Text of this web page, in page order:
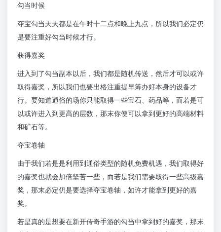
勾当时候
夺宝勾当天天都是在午时十二点和晚上九点，所以我们必定仍
是要注重好勾当时候才行。
获得嘉奖
进入到了勾当副本以后，我们都是随机传送，然后才可以或许
取得嘉奖，所以我们也要出格注重提早筹办好本身的设备才
行。要知道通俗的场你只能取得一些宝石、药品等，而若是可
以或许进入到更高的层数，那末你便可以拿到更好的高端材料
和矿石等。
夺宝卷轴
由于我们若是是利用到通俗类型的随机免费机遇，我们取得好
的嘉奖也就会加倍坚苦一些，而若是我们需要取得一些高级嘉
奖，那末必定仍是要选择夺宝卷轴，如许才能拿到更好的嘉
奖。
若是真的是想要在新开传奇手游的勾当中拿到好的嘉奖，那末